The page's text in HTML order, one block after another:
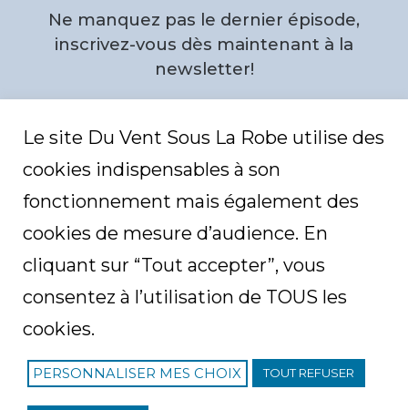
P
r
o
l
Ne manquez pas le dernier épisode,
inscrivez-vous dès maintenant à la
newsletter!
A
T
C
A
F
a
I
n
T
w i
R
S
Le site Du Vent Sous La Robe utilise des
cookies indispensables à son
fonctionnement mais également des
cookies de mesure d’audience. En
cliquant sur “Tout accepter”, vous
consentez à l’utilisation de TOUS les
cookies.
PERSONNALISER MES CHOIX TOUT REFUSER